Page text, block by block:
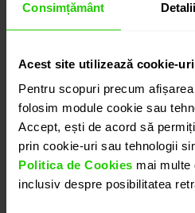
Consimțământ Detalii
Acest site utilizează cookie-uri
Pentru scopuri precum
folosim module cookie sau
Accept, ești de acord să
prin cookie-uri sau tehnologii
Politica de Cookies mai multe
inclusiv despre posibilitatea
detalii
PROGRAMEAZĂ O
DETALII